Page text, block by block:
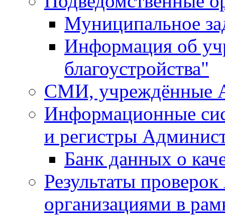
Муниципальное
Информация об
благоустройства"
СМИ, учреждённые
Информационные
и регистры
Банк данных о
Результаты
организациями в